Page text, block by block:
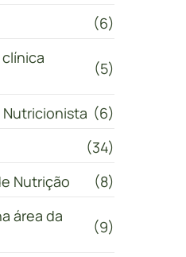
(6)
(5)
Nutricionista (6)
(34)
Nutrição
(8)
área da
(9)